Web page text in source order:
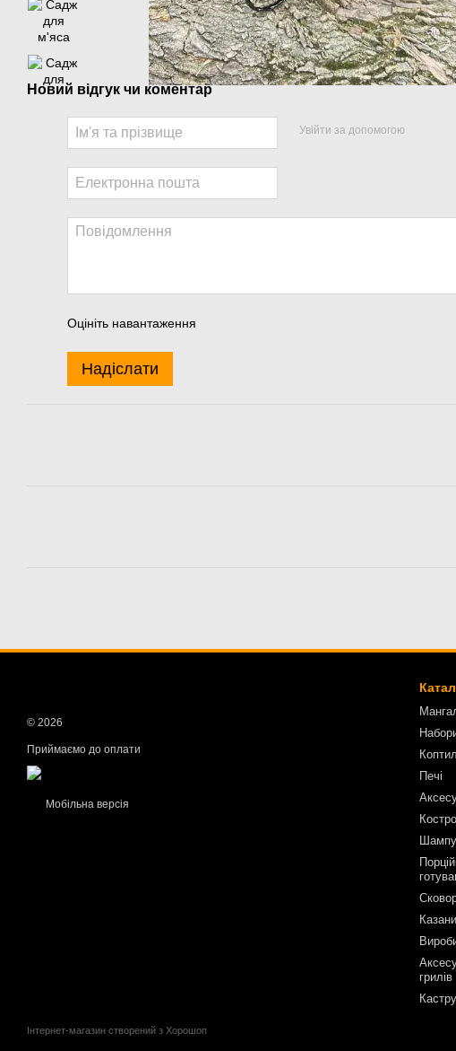
Новий відгук чи коментар
Увійти за допомогою
Оцініть навантаження
Надіслати
© 2026
Приймаємо до оплати
Мобільна версія
Інтернет-магазин створений з Хорошоп
Печі
Казани
грилів